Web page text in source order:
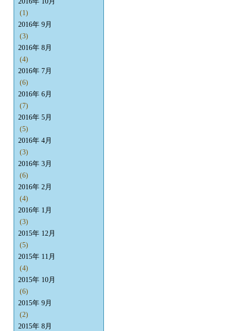
(1)
2016年 9月
(3)
2016年 8月
(4)
2016年 7月
(6)
2016年 6月
(7)
2016年 5月
(5)
2016年 4月
(3)
2016年 3月
(6)
2016年 2月
(4)
2016年 1月
(3)
2015年 12月
(5)
2015年 11月
(4)
2015年 10月
(6)
2015年 9月
(2)
2015年 8月